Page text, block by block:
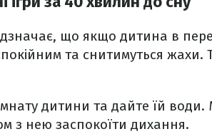
що якщо дитина в
та снитимуться жахи.
дитини та дайте їй
з нею заспокоїти дихання.